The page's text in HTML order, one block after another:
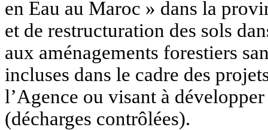
en Eau au Maroc » dans la
et de restructuration des sols
aux aménagements forestiers
incluses dans le cadre des
l’Agence ou visant à
(décharges contrôlées).